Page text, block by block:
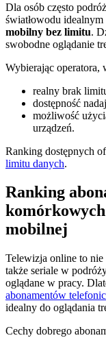
Dla osób często
światłowodu
mobilny bez limitu.
swobodne oglądanie
Wybierając operatora,
realny brak
dostępność
możliwość
urządzeń.
Ranking dostępnych
limitu danych.
Ranking
mobilnej
Telewizja online to
także seriale w
oglądane w pracy.
abonamentów
idealny do oglądania
Cechy dobrego